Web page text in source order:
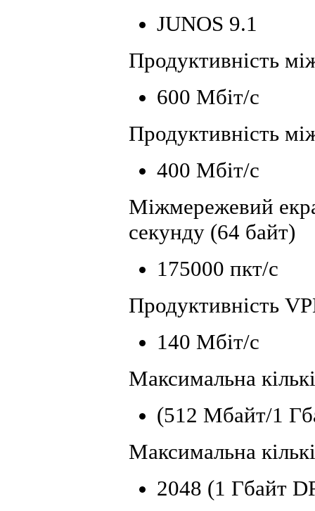
JUNOS 9.1
Продуктивність
600 Мбіт/с
Продуктивність
400 Мбіт/с
Міжмережевий
секунду (64 байт)
175000 пкт/с
Продуктивність
140 Мбіт/с
Максимальна
(512 Мбайт/1
Максимальна
2048 (1 Гбайт